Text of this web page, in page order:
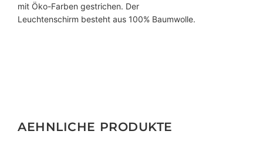
mit Öko-Farben gestrichen. Der
Leuchtenschirm besteht aus 100% Baumwolle.
AEHNLICHE PRODUKTE